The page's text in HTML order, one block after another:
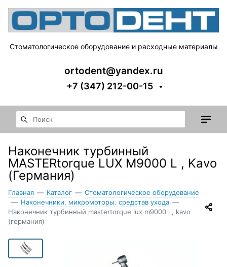
Стоматологическое оборудование и расходные материалы
ortodent@yandex.ru
+7 (347) 212-00-15
Наконечник турбинный
MASTERtorque LUX M9000 L , Kavo
(Германия)
Главная — Каталог — Стоматологическое оборудование
— Наконечники, микромоторы. средстав ухода —
Наконечник турбинный mastertorque lux m9000 l , kavo
(германия)